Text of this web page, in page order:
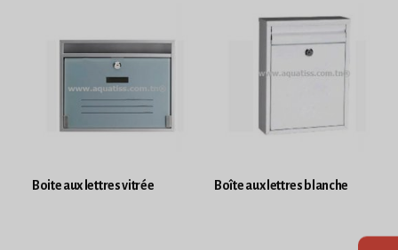
Boite aux lettres vitrée Boîte aux lettres blanche